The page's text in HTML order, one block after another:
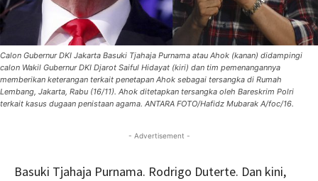
Calon Gubernur DKI Jakarta Basuki Tjahaja Purnama atau Ahok (kanan) didampingi
calon Wakil Gubernur DKI Djarot Saiful Hidayat (kiri) dan tim pemenangannya
memberikan keterangan terkait penetapan Ahok sebagai tersangka di Rumah
Lembang, Jakarta, Rabu (16/11). Ahok ditetapkan tersangka oleh Bareskrim Polri
terkait kasus dugaan penistaan agama. ANTARA FOTO/Hafidz Mubarak A/foc/16.
- Advertisement -
Basuki Tjahaja Purnama. Rodrigo Duterte. Dan kini,